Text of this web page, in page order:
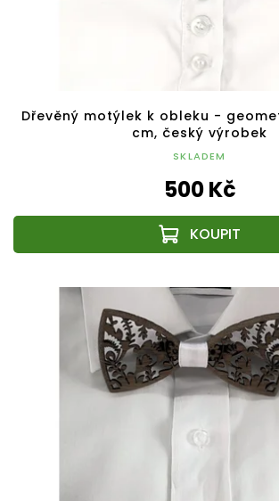
Dřevěný motýlek k obleku -
cm, český výrobek
SKLADEM
500 Kč